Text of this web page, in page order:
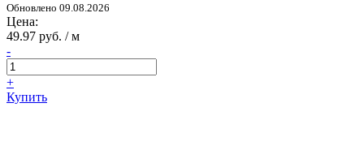
Обновлено 09.08.2026
Цена:
49.97 руб. / м
-
+
Купить